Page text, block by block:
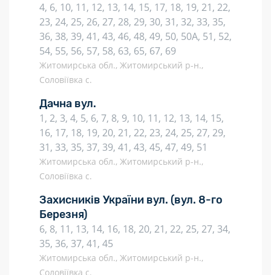
4, 6, 10, 11, 12, 13, 14, 15, 17, 18, 19, 21, 22,
23, 24, 25, 26, 27, 28, 29, 30, 31, 32, 33, 35,
36, 38, 39, 41, 43, 46, 48, 49, 50, 50А, 51, 52,
54, 55, 56, 57, 58, 63, 65, 67, 69
Житомирська обл., Житомирський р-н.,
Соловіївка с.
Дачна вул.
1, 2, 3, 4, 5, 6, 7, 8, 9, 10, 11, 12, 13, 14, 15,
16, 17, 18, 19, 20, 21, 22, 23, 24, 25, 27, 29,
31, 33, 35, 37, 39, 41, 43, 45, 47, 49, 51
Житомирська обл., Житомирський р-н.,
Соловіївка с.
Захисників України вул. (вул. 8-го
Березня)
6, 8, 11, 13, 14, 16, 18, 20, 21, 22, 25, 27, 34,
35, 36, 37, 41, 45
Житомирська обл., Житомирський р-н.,
Соловіївка с.